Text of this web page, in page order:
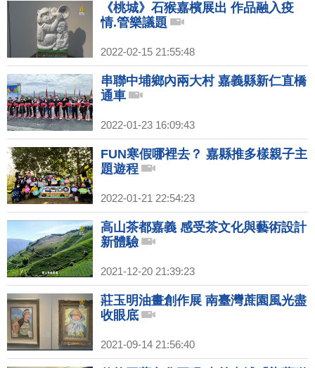
《桃城》石猴嘉檳展出 作品融入疫
情.管樂議題
2022-02-15 21:55:48
串聯中埔鄉內兩大村 嘉義縣新仁直橋
通車
2022-01-23 16:09:43
FUN寒假哪裡去？ 嘉縣推多樣親子主
題遊程
2022-01-21 22:54:23
高山茶都嘉義 感受茶文化與藝術設計
新體驗
2021-12-20 21:39:23
莊玉明油畫創作展 南臺灣蔗園風光盡
收眼底
2021-09-14 21:56:40